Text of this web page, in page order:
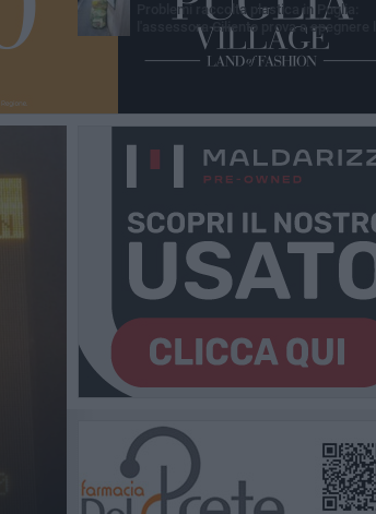
Problemi raccolta plastica in Puglia:
l'assessora Ciliento prova a spegnere le